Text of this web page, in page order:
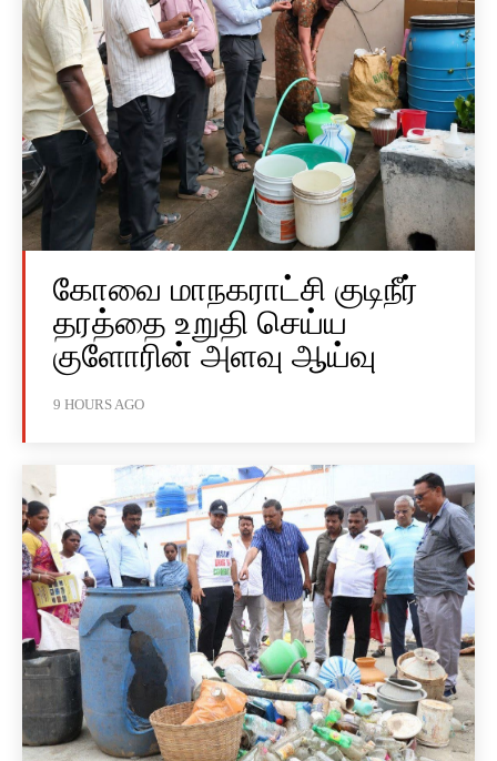
கோவை மாநகராட்சி குடிநீர்
தரத்தை உறுதி செய்ய
குளோரின் அளவு ஆய்வு
9 HOURS AGO